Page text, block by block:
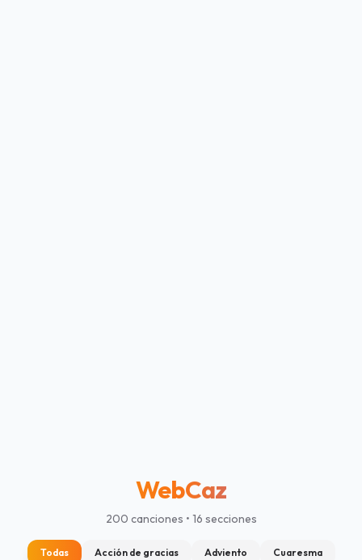
WebCaz
200 canciones • 16 secciones
Todas Acción de gracias Adviento Cuaresma